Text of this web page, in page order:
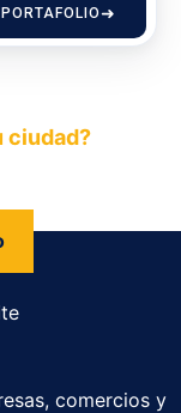
ciudad?
comercios y